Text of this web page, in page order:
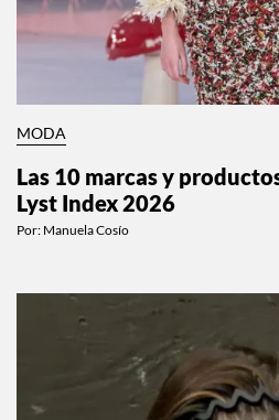
MODA
Las 10 marcas y
Lyst Index 2026
Por: Manuela Cosío